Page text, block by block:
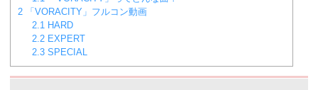
2 「VORACITY」フルコン動画
2.1 HARD
2.2 EXPERT
2.3 SPECIAL